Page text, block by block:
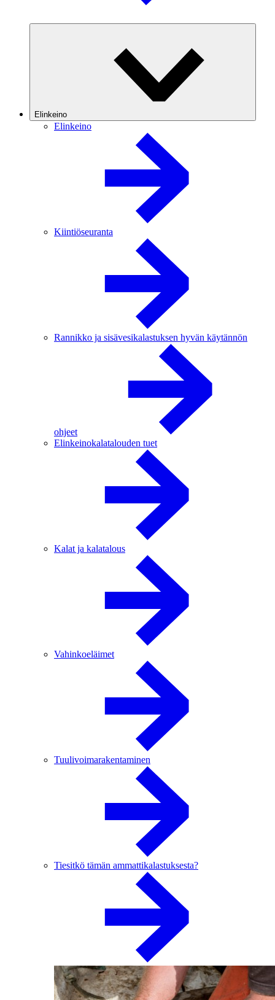
Elinkeino
Elinkeino
Kiintiöseuranta
Rannikko ja sisävesikalastuksen hyvän käytännön
ohjeet
Elinkeinokalatalouden tuet
Kalat ja kalatalous
Vahinkoeläimet
Tuulivoimarakentaminen
Tiesitkö tämän ammattikalastuksesta?